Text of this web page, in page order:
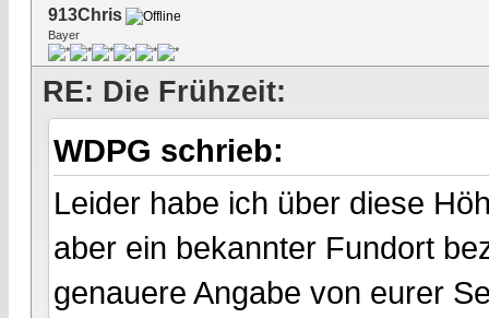
913Chris
Bayer
RE: Die Frühzeit:
WDPG schrieb:
Leider habe ich über diese
aber ein bekannter Fundort
genauere Angabe von eurer